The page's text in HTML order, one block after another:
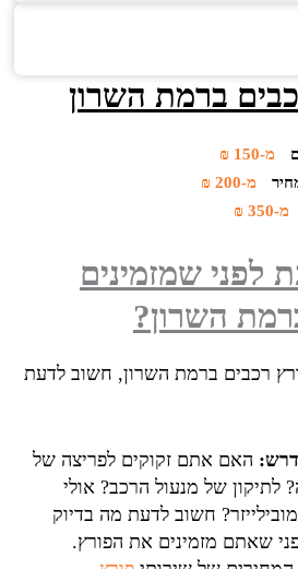
ברמת השרון
מ-200 ₪
שמזמינים
השרון?
ברמת השרון, חשוב לדעת
האם אתם זקוקים לפריצה של
של מנעול הרכב? אולי
חשוב לדעת מה בדיוק
מזמינים את הפורץ.